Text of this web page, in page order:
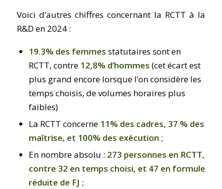
Voici d’autres chiffres concernant la RCTT à la
R&D en 2024 :
19.3% des femmes statutaires sont en
RCTT, contre 12,8% d’hommes (cet écart est
plus grand encore lorsque l’on considère les
temps choisis, de volumes horaires plus
faibles)
La RCTT concerne11% des cadres, 37 % des
maîtrise, et 100% des exécution ;
En nombre absolu : 273 personnes en RCTT,
contre 32 en temps choisi, et 47 en formule
réduite de FJ ;